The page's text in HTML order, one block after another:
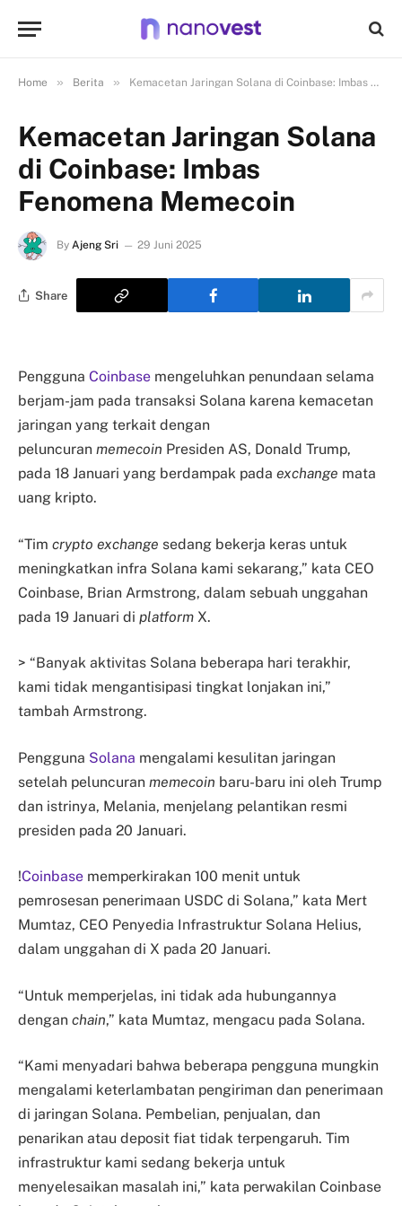
Home » Berita » Kemacetan Jaringan Solana di Coinbase: Imbas Fenomena Memecoin
Kemacetan Jaringan Solana
di Coinbase: Imbas
Fenomena Memecoin
By Ajeng Sri 29 Juni 2025
Share
Pengguna Coinbase mengeluhkan penundaan selama
berjam-jam pada transaksi Solana karena kemacetan
jaringan yang terkait dengan
peluncuran memecoin Presiden AS, Donald Trump,
pada 18 Januari yang berdampak pada exchange mata
uang kripto.
“Tim crypto exchange sedang bekerja keras untuk
meningkatkan infra Solana kami sekarang,” kata CEO
Coinbase, Brian Armstrong, dalam sebuah unggahan
pada 19 Januari di platform X.
> “Banyak aktivitas Solana beberapa hari terakhir,
kami tidak mengantisipasi tingkat lonjakan ini,”
tambah Armstrong.
Pengguna Solana mengalami kesulitan jaringan
setelah peluncuran memecoin baru-baru ini oleh Trump
dan istrinya, Melania, menjelang pelantikan resmi
presiden pada 20 Januari.
!Coinbase memperkirakan 100 menit untuk
pemrosesan penerimaan USDC di Solana,” kata Mert
Mumtaz, CEO Penyedia Infrastruktur Solana Helius,
dalam unggahan di X pada 20 Januari.
“Untuk memperjelas, ini tidak ada hubungannya
dengan chain,” kata Mumtaz, mengacu pada Solana.
“Kami menyadari bahwa beberapa pengguna mungkin
mengalami keterlambatan pengiriman dan penerimaan
di jaringan Solana. Pembelian, penjualan, dan
penarikan atau deposit fiat tidak terpengaruh. Tim
infrastruktur kami sedang bekerja untuk
menyelesaikan masalah ini,” kata perwakilan Coinbase